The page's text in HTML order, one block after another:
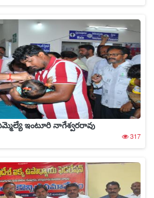
ఇంటూరి నాగేశ్వరరావు
317